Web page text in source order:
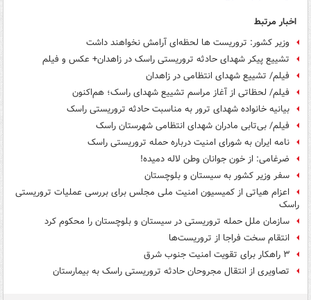
اخبار مرتبط
وزیر کشور: تروریست ها لحظه‌ای آرامش نخواهند داشت
تشییع پیکر شهدای حادثه تروریستی راسک در زاهدان+ عکس و فیلم
فیلم/ تشییع شهدای انتظامی در زاهدان
فیلم/ لحظاتی از آغاز مراسم تشییع شهدای راسک؛ هم‌اکنون
بیانیه خانواده شهدای ترور به مناسبت حادثه تروریستی راسک
فیلم/ بی‌تابی مادران شهدای انتظامی شهرستان راسک
نامه ایران به شورای امنیت درباره حمله تروریستی راسک
ضرغامی: ‏از خون جوانان وطن لاله دمیده!
سفر وزیر کشور به سیستان و بلوچستان
اعزام هیاتی از کمیسیون امنیت ملی مجلس برای بررسی عملیات تروریستی
راسک
سازمان ملل حمله تروریستی در سیستان و بلوچستان را محکوم کرد
انتقام سخت فراجا از تروریست‌ها
۳ راهکار برای تقویت امنیت جنوب شرق
تصاویری از انتقال مجروحان حادثه تروریستی راسک به بیمارستان